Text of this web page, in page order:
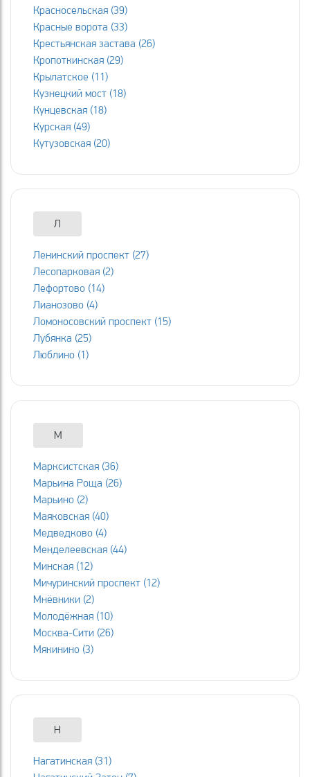
Красносельская (39)
Красные ворота (33)
Крестьянская застава (26)
Кропоткинская (29)
Крылатское (11)
Кузнецкий мост (18)
Кунцевская (18)
Курская (49)
Кутузовская (20)
Л
Ленинский проспект (27)
Лесопарковая (2)
Лефортово (14)
Лианозово (4)
Ломоносовский проспект (15)
Лубянка (25)
Люблино (1)
М
Марксистская (36)
Марьина Роща (26)
Марьино (2)
Маяковская (40)
Медведково (4)
Менделеевская (44)
Минская (12)
Мичуринский проспект (12)
Мнёвники (2)
Молодёжная (10)
Москва-Сити (26)
Мякинино (3)
Н
Нагатинская (31)